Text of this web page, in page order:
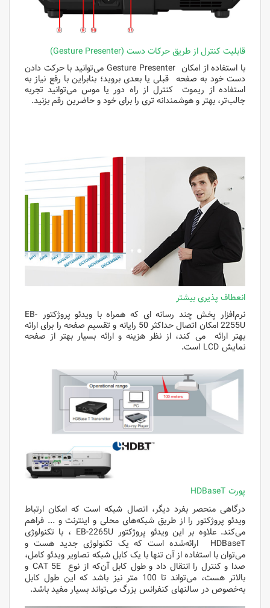
قابلیت کنترل از طریق حرکات دست (Gesture Presenter)
با استفاده از امکان Gesture Presenter می‌توانید با حرکت دادن
دست خود به صفحه قبلی یا بعدی بروید؛ بنابراین با رفع نیاز به
استفاده از ریموت کنترل از راه دور یا موس می‌توانید تجربه
جالب‌تر، بهتر و هوشمندانه تری را برای خود و حاضرین رقم بزنید.
انعطاف پذیری بیشتر
نرم‌افزار پخش چند رسانه ای که همراه با ویدئو پروژکتور EB-
2255U امکان اتصال حداکثر 50 رایانه و تقسیم صفحه را برای ارائه
بهتر ارائه می کند، از نظر هزینه و ارائه بسیار بهتر از صفحه
نمایش LCD است.
پورت HDBaseT
درگاهی منحصر بفرد دیگر، اتصال شبکه است که امکان ارتباط
ویدئو پروژکتور را از طریق شبکه‌های محلی و اینترنت و ... فراهم
می‌کند. علاوه بر این ویدئو پروژکتور EB-2265U ، با تکنولوژی
HDBaseT ارائه‌شده است که یک تکنولوژی جدید هست و
می‌توان با استفاده از آن تنها با یک کابل شبکه تصاویر ویدئو کامل،
صدا و کنترل را انتقال داد و طول کابل آن‌که از نوع CAT 5E و
بالاتر هست، می‌تواند تا 100 متر نیز باشد که این طول کابل
به‌خصوص در سالنهای کنفرانس بزرگ می‌تواند بسیار مفید باشد.